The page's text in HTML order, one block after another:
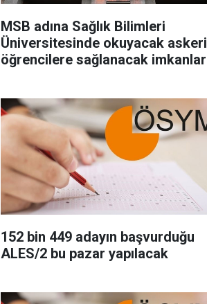
MSB adına Sağlık Bilimleri
Üniversitesinde okuyacak askeri
öğrencilere sağlanacak imkanlar
152 bin 449 adayın başvurduğu
ALES/2 bu pazar yapılacak